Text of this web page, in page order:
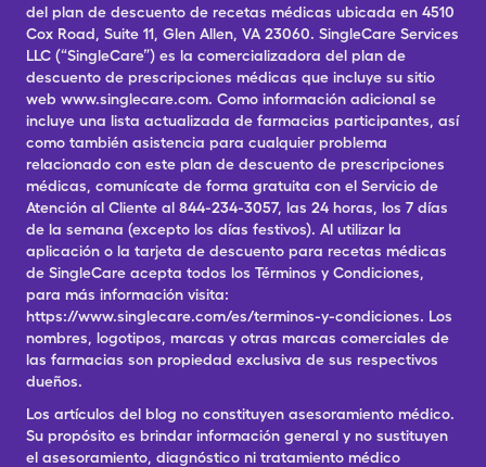
del plan de descuento de recetas médicas ubicada en 4510
Cox Road, Suite 11, Glen Allen, VA 23060. SingleCare Services
LLC (“SingleCare”) es la comercializadora del plan de
descuento de prescripciones médicas que incluye su sitio
web www.singlecare.com. Como información adicional se
incluye una lista actualizada de farmacias participantes, así
como también asistencia para cualquier problema
relacionado con este plan de descuento de prescripciones
médicas, comunícate de forma gratuita con el Servicio de
Atención al Cliente al 844-234-3057, las 24 horas, los 7 días
de la semana (excepto los días festivos). Al utilizar la
aplicación o la tarjeta de descuento para recetas médicas
de SingleCare acepta todos los Términos y Condiciones,
para más información visita:
https://www.singlecare.com/es/terminos-y-condiciones. Los
nombres, logotipos, marcas y otras marcas comerciales de
las farmacias son propiedad exclusiva de sus respectivos
dueños.
Los artículos del blog no constituyen asesoramiento médico.
Su propósito es brindar información general y no sustituyen
el asesoramiento, diagnóstico ni tratamiento médico